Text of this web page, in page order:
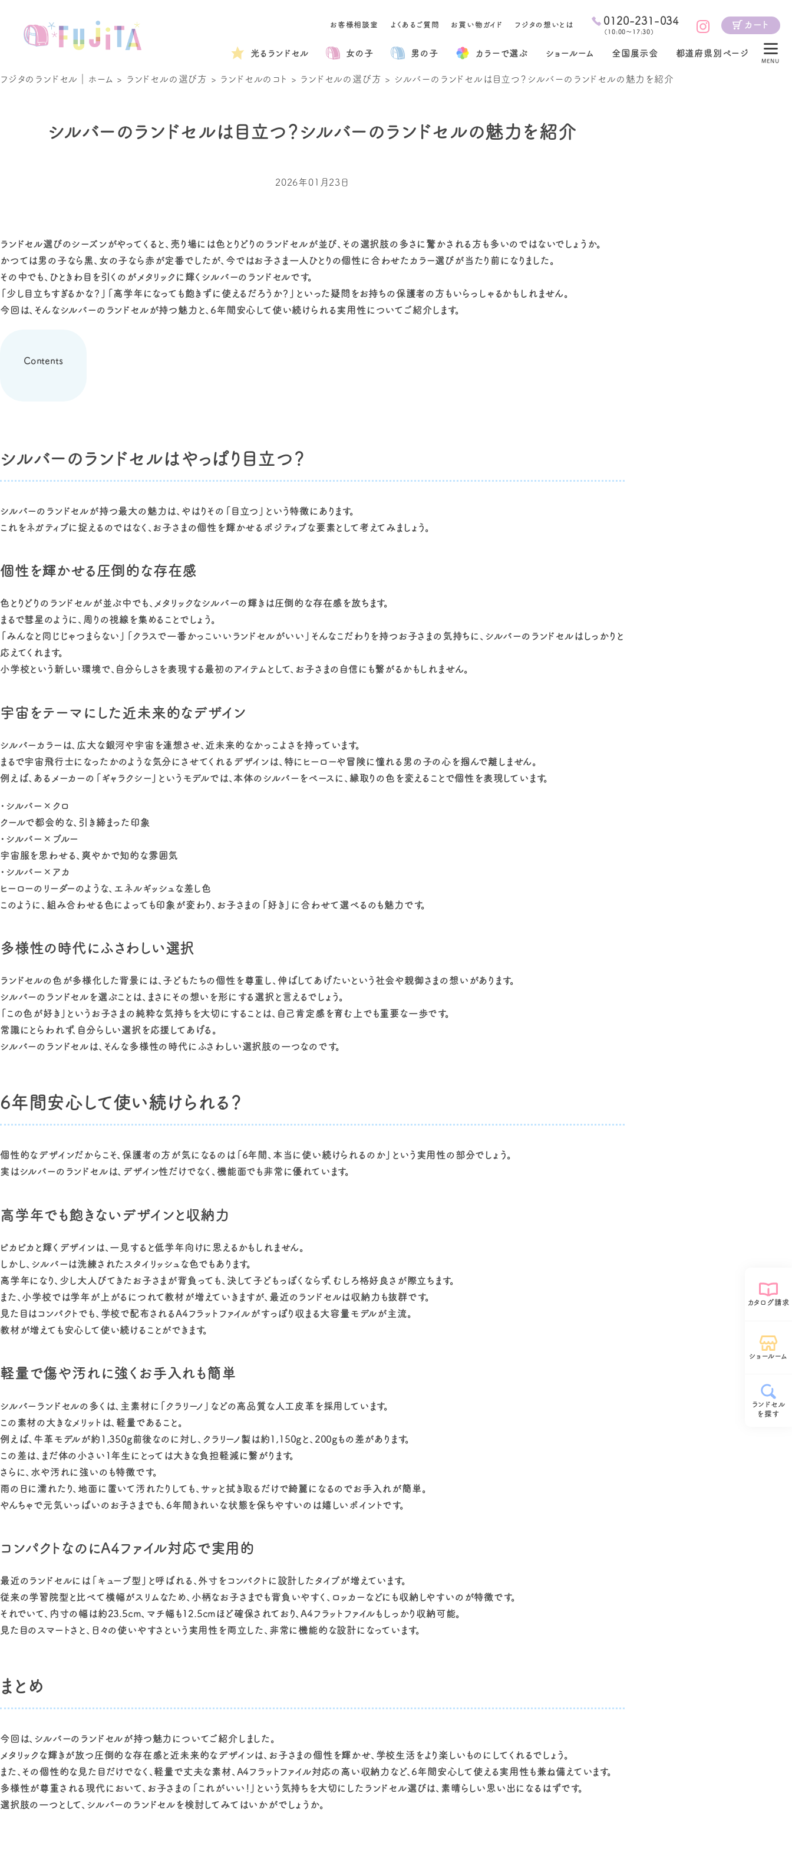
お客様相談室 よくあるご質問 お買い物ガイド フジタの想いとは 0120-231-034
（ 10:00～17:30 ）
カート
光るランドセル 女の子 男の子 カラー で選ぶ ショールーム 全国展示会 都道府県別ページ
MENU
カタログ請求
ショールーム
ランドセル
を探す
フジタのランドセル｜ホーム > ランドセルの選び方 > ランドセルのコト > ランドセルの選び方 > シルバーのランドセルは目立つ？シルバーのランドセルの魅力を紹介
シルバーのランドセルは目立つ？シルバーのランドセルの魅力を紹介
2026年01月23日
ランドセル選びのシーズンがやってくると、売り場には色とりどりのランドセルが並び、その選択肢の多さに驚かされる方も多いのではないでしょうか。
かつては男の子なら黒、女の子なら赤が定番でしたが、今ではお子さま一人ひとりの個性に合わせたカラー選びが当たり前になりました。
その中でも、ひときわ目を引くのがメタリックに輝くシルバーのランドセルです。
「少し目立ちすぎるかな？」「高学年になっても飽きずに使えるだろうか？」といった疑問をお持ちの保護者の方もいらっしゃるかもしれません。
今回は、そんなシルバーのランドセルが持つ魅力と、6年間安心して使い続けられる実用性についてご紹介します。
Contents
シルバーのランドセルはやっぱり目立つ？
シルバーのランドセルが持つ最大の魅力は、やはりその「目立つ」という特徴にあります。
これをネガティブに捉えるのではなく、お子さまの個性を輝かせるポジティブな要素として考えてみましょう。
個性を輝かせる圧倒的な存在感
色とりどりのランドセルが並ぶ中でも、メタリックなシルバーの輝きは圧倒的な存在感を放ちます。
まるで彗星のように、周りの視線を集めることでしょう。
「みんなと同じじゃつまらない」「クラスで一番かっこいいランドセルがいい」そんなこだわりを持つお子さまの気持ちに、シルバーのランドセルはしっかりと
応えてくれます。
小学校という新しい環境で、自分らしさを表現する最初のアイテムとして、お子さまの自信にも繋がるかもしれません。
宇宙をテーマにした近未来的なデザイン
シルバーカラーは、広大な銀河や宇宙を連想させ、近未来的なかっこよさを持っています。
まるで宇宙飛行士になったかのような気分にさせてくれるデザインは、特にヒーローや冒険に憧れる男の子の心を掴んで離しません。
例えば、あるメーカーの「ギャラクシー」というモデルでは、本体のシルバーをベースに、縁取りの色を変えることで個性を表現しています。
・シルバー×クロ
クールで都会的な、引き締まった印象
・シルバー×ブルー
宇宙服を思わせる、爽やかで知的な雰囲気
・シルバー×アカ
ヒーローのリーダーのような、エネルギッシュな差し色
このように、組み合わせる色によっても印象が変わり、お子さまの「好き」に合わせて選べるのも魅力です。
多様性の時代にふさわしい選択
ランドセルの色が多様化した背景には、子どもたちの個性を尊重し、伸ばしてあげたいという社会や親御さまの想いがあります。
シルバーのランドセルを選ぶことは、まさにその想いを形にする選択と言えるでしょう。
「この色が好き」というお子さまの純粋な気持ちを大切にすることは、自己肯定感を育む上でも重要な一歩です。
常識にとらわれず、自分らしい選択を応援してあげる。
シルバーのランドセルは、そんな多様性の時代にふさわしい選択肢の一つなのです。
6年間安心して使い続けられる？
個性的なデザインだからこそ、保護者の方が気になるのは「6年間、本当に使い続けられるのか」という実用性の部分でしょう。
実はシルバーのランドセルは、デザイン性だけでなく、機能面でも非常に優れています。
高学年でも飽きないデザインと収納力
ピカピカと輝くデザインは、一見すると低学年向けに思えるかもしれません。
しかし、シルバーは洗練されたスタイリッシュな色でもあります。
高学年になり、少し大人びてきたお子さまが背負っても、決して子どもっぽくならず、むしろ格好良さが際立ちます。
また、小学校では学年が上がるにつれて教材が増えていきますが、最近のランドセルは収納力も抜群です。
見た目はコンパクトでも、学校で配布されるA4フラットファイルがすっぽり収まる大容量モデルが主流。
教材が増えても安心して使い続けることができます。
軽量で傷や汚れに強くお手入れも簡単
シルバーランドセルの多くは、主素材に「クラリーノ」などの高品質な人工皮革を採用しています。
この素材の大きなメリットは、軽量であること。
例えば、牛革モデルが約1,350g前後なのに対し、クラリーノ製は約1,150gと、200gもの差があります。
この差は、まだ体の小さい1年生にとっては大きな負担軽減に繋がります。
さらに、水や汚れに強いのも特徴です。
雨の日に濡れたり、地面に置いて汚れたりしても、サッと拭き取るだけで綺麗になるのでお手入れが簡単。
やんちゃで元気いっぱいのお子さまでも、6年間きれいな状態を保ちやすいのは嬉しいポイントです。
コンパクトなのにA4ファイル対応で実用的
最近のランドセルには「キューブ型」と呼ばれる、外寸をコンパクトに設計したタイプが増えています。
従来の学習院型と比べて横幅がスリムなため、小柄なお子さまでも背負いやすく、ロッカーなどにも収納しやすいのが特徴です。
それでいて、内寸の幅は約23.5cm、マチ幅も12.5cmほど確保されており、A4フラットファイルもしっかり収納可能。
見た目のスマートさと、日々の使いやすさという実用性を両立した、非常に機能的な設計になっています。
まとめ
今回は、シルバーのランドセルが持つ魅力についてご紹介しました。
メタリックな輝きが放つ圧倒的な存在感と近未来的なデザインは、お子さまの個性を輝かせ、学校生活をより楽しいものにしてくれるでしょう。
また、その個性的な見た目だけでなく、軽量で丈夫な素材、A4フラットファイル対応の高い収納力など、6年間安心して使える実用性も兼ね備えています。
多様性が尊重される現代において、お子さまの「これがいい！」という気持ちを大切にしたランドセル選びは、素晴らしい思い出になるはずです。
選択肢の一つとして、シルバーのランドセルを検討してみてはいかがでしょうか。